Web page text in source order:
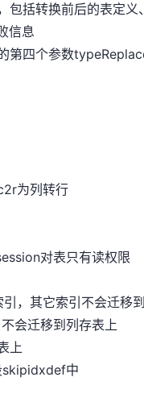
括转换前后的表定义
信息
第四个参数
为列转行
对表只有读权限
，其它索引不会迁移
会迁移到列存表上
上
中